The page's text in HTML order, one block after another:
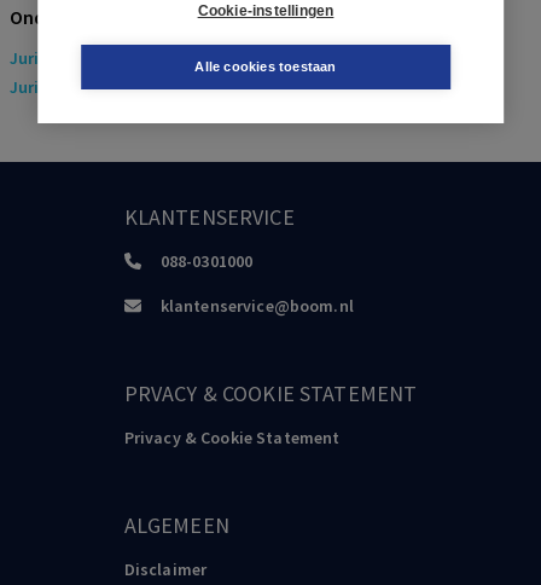
Cookie-instellingen
Alle cookies toestaan
Onderwerpen
Juridisch
> Arbeidsrecht
Juridisch> Sociaal Zekerheidsrecht
KLANTENSERVICE
088-0301000
klantenservice@boom.nl
PRVACY & COOKIE STATEMENT
Privacy & Cookie Statement
ALGEMEEN
Disclaimer